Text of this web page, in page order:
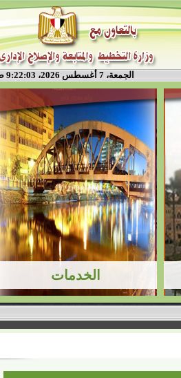
الجمعة، 7 أغسطس 2026، 9:22:03 ص